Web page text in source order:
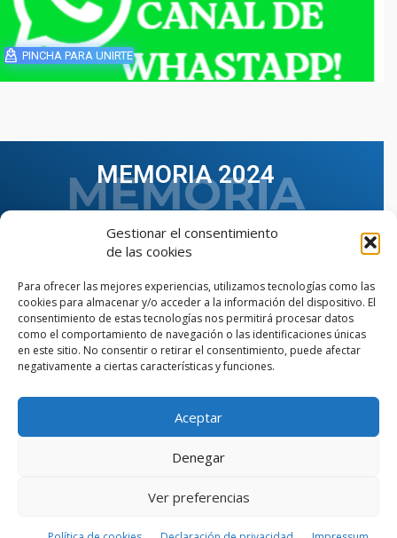
Gestionar el consentimiento
de las cookies
Para ofrecer las mejores experiencias, utilizamos tecnologías como las
cookies para almacenar y/o acceder a la información del dispositivo. El
consentimiento de estas tecnologías nos permitirá procesar datos
como el comportamiento de navegación o las identificaciones únicas
en este sitio. No consentir o retirar el consentimiento, puede afectar
negativamente a ciertas características y funciones.
Aceptar
Denegar
Ver preferencias
PINCHA PARA UNIRTE
MEMORIA 2024
VER TODAS LAS MEMORIAS
© Copyright © 2023 AIIAOC - Asociación Territorial de
Ingenieros Industriales de Andalucía Occidental. Página